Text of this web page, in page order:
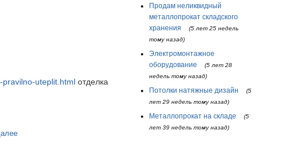
uteplit.html отделка
Продам неликвидный
металлопрокат складского
хранения
(5 лет 25 недель
тому назад)
Электромонтажное
оборудование
(5 лет 28
недель тому назад)
Потолки натяжные дизайн
(5
лет 29 недель тому назад)
Металлопрокат на складе
(5
лет 39 недель тому назад)